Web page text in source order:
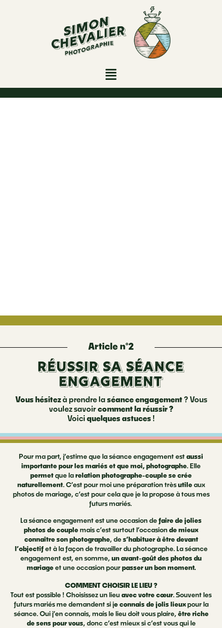
Article n°2
Réussir sa séance
engagement
Vous hésitezà prendre la séance engagement? Vous
voulez savoircomment la réussir ?
Voici quelques astuces!
Pour ma part, j’estime que la séance engagement estaussi
importante pour les mariés et que moi, photographe. Elle
permetque larelation photographe-couple se crée
naturellement. C’est pour moi une préparation trèsutileaux
photos de mariage, c’est pour cela que je la propose à tous mes
futurs mariés.
La séance engagement est une occasion defaire de jolies
photos de couplemais c’est surtout l’occasionde mieux
connaître son photographe, des’habituer à être devant
l’objectifet à la façon de travailler du photographe. La séance
engagement est, en somme, un avant-goût des photos du
mariageet une occasion pourpasser un bon moment.
COMMENT CHOISIR LE LIEU ?
Tout est possible ! Choisissez un lieuavec votre cœur. Souvent les
futurs mariés me demandent si je connais de jolis lieuxpour la
séance. Oui j’en connais, mais le lieu doit vous plaire, être riche
de sens pour vous, donc c’est mieux si c’est vous qui le